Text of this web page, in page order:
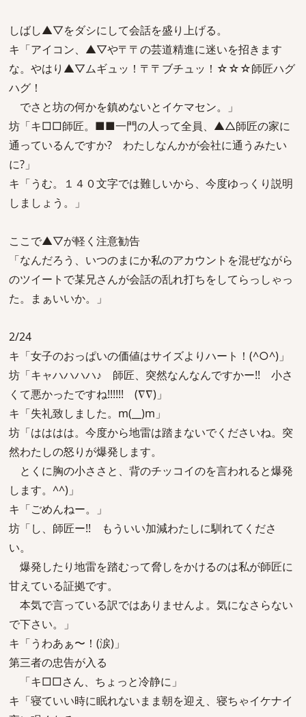
しばし▲▽をダシにして会話を盛り上げる。
キ「アイコン、▲▽や〒〒の芸道精進に迷いを招きます
な。やはり▲▽ムギュッ！〒〒ブチュッ！☆☆☆師匠ハグ
ハグ！
でさと坊の何かを鎮めないとイケマセン。」
坊「キ□□師匠。■■一門の人って全員、▲△師匠の家に
通っているんですか? わたしなんかが会社に通うみたい
に?」
キ「うむ。１４０文字では難しいから、今度ゆっくり説明
しましょう。」
ここで▲▽が軽く注意勧告
「なんだろう、いつのまにか私のアカウントを混ぜながら
のツイートで某兄さんが会話の乱れ打ちをしてらっしゃっ
た。まぁいいか。」
2/24
キ「女子のおっぱいの価値はサイズよりハート！(^○^)」
坊「キャハハハハ♪ 師匠、突然なんなんですかー!! 小さ
くて悪かったですね!!!!!! (∇∇)」
キ「失礼致しました。m(__)m」
坊「はははは。今度から地雷は踏まないでくださいね。突
然わたしの怒りが爆発します。
とくに胸の小ささと、背のチッコイのを言われると爆発
します。^^)」
キ「ごめんねー。」
坊「し、師匠ー!! もういい加減わたしに馴れてくださ
い。
爆発したり地雷を踏むって脅しをかけるのは私が師匠に
甘えている証拠です。
本気で言っている訳ではありませんよ。気になさらない
で下さい。」
キ「うわあぁ〜！(涙)」
第三者の忠告が入る
「キ□□さん、ちょっと冷静に」
キ「寝ていい時に眠れないまま朝を迎え、寝ちゃイケナイ